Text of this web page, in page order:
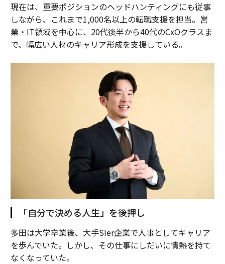
現在は、重要ポジションのヘッドハンティングにも従事
しながら、これまで1,000名以上の転職支援を担当。営
業・IT領域を中心に、20代後半から40代のCxOクラスま
で、幅広い人材のキャリア形成を支援している。
「自分で決める人生」を後押し
多田は大学卒業後、大手SIer企業で人事としてキャリア
を歩んでいた。しかし、その仕事にしだいに情熱を持て
なくなっていた。